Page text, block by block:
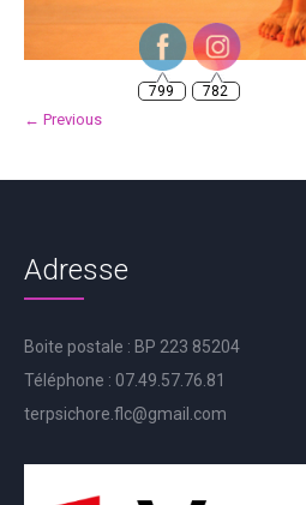
← Previous
Adresse
Boite postale : BP 223 85204
Téléphone : 07.49.57.76.81
terpsichore.flc@gmail.com
799 782